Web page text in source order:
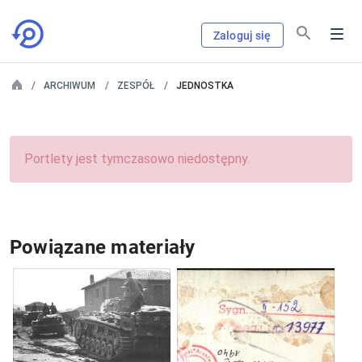
Zaloguj się
ARCHIWUM ZESPÓŁ JEDNOSTKA
Portlety jest tymczasowo niedostępny.
Powiązane materiały